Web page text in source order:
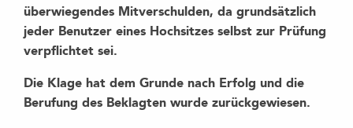
überwiegendes Mitverschulden, da grundsätzlich
jeder Benutzer eines Hochsitzes selbst zur Prüfung
verpflichtet sei.
Die Klage hat dem Grunde nach Erfolg und die
Berufung des Beklagten wurde zurückgewiesen.